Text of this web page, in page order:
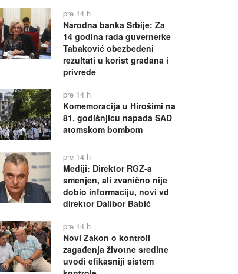
pre 14 h
Narodna banka Srbije: Za
14 godina rada guvernerke
Tabaković obezbeđeni
rezultati u korist građana i
privrede
pre 14 h
Komemoracija u Hirošimi na
81. godišnjicu napada SAD
atomskom bombom
pre 14 h
Mediji: Direktor RGZ-a
smenjen, ali zvanično nije
dobio informaciju, novi vd
direktor Dalibor Babić
pre 14 h
Novi Zakon o kontroli
zagađenja životne sredine
uvodi efikasniji sistem